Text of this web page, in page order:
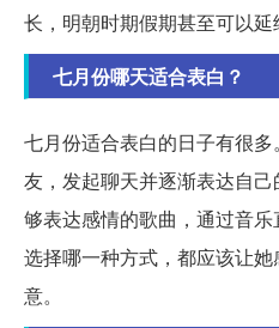
长，明朝时期假期甚至可以延
七月份哪天适合表白？
七月份适合表白的日子有很
友，发起聊天并逐渐表达自
够表达感情的歌曲，通过音
选择哪一种方式，都应该让
意。